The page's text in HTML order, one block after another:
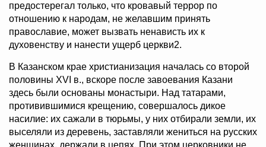
предостерегал только, что кровавый террор по
отношению к народам, не желавшим принять
православие, может вызвать ненависть их к
духовенству и нанести ущерб церкви2.
В Казанском крае христианизация началась со второй
половины XVI в., вскоре после завоевания Казани
здесь были основаны монастыри. Над татарами,
противившимися крещению, совершалось дикое
насилие: их сажали в тюрьмы, у них отбирали земли, их
выселяли из деревень, заставляли жениться на русских